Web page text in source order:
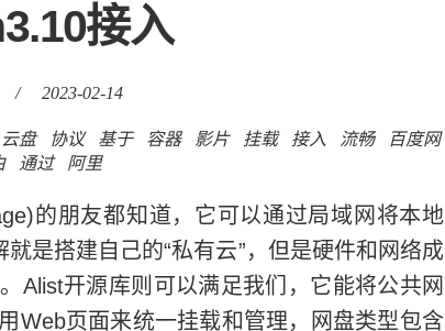
接入
/ 2023-02-14
云盘 协议 基于 容器 影片 挂载 接入 流畅
百度网
通过 阿里
的朋友都知道，它可以通过局域网将本地
是搭建自己的“私有云”，但是硬件和网络成
Alist开源库则可以满足我们，它能将公共网
Web页面来统一挂载和管理，网盘类型包含